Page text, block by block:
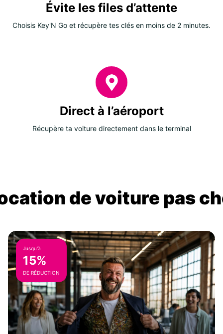
Évite les files d’attente
Choisis Key'N Go et récupère tes clés en moins de 2 minutes.
Direct à l’aéroport
Récupère ta voiture directement dans le terminal
de voiture pas
Jusqu'à
15%
DE RÉDUCTION